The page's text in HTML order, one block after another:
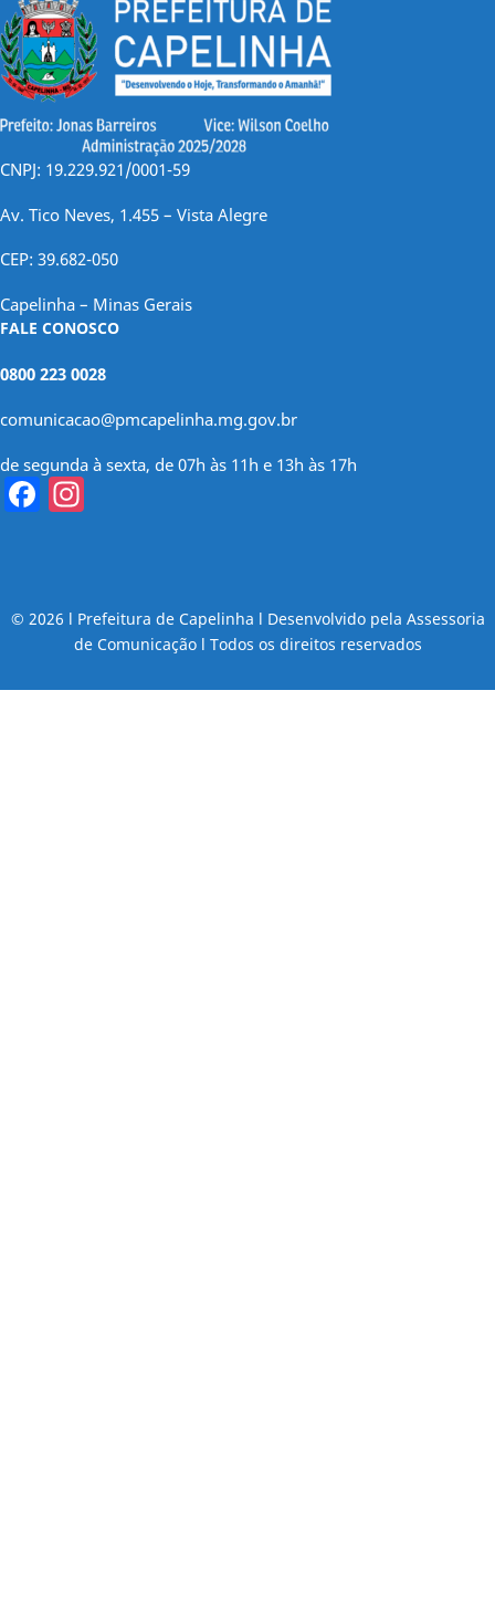
CNPJ: 19.229.921/0001-59
Av. Tico Neves, 1.455 – Vista Alegre
CEP: 39.682-050
Capelinha – Minas Gerais
FALE CONOSCO
0800 223 0028
comunicacao@pmcapelinha.mg.gov.br
de segunda à sexta, de 07h às 11h e 13h às 17h
Facebook
© 2026 l Prefeitura de Capelinha l Desenvolvido pela Assessoria
de Comunicação l Todos os direitos reservados